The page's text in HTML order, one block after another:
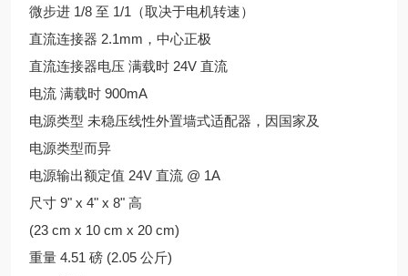
微步进 1/8 至 1/1（取决于电机转速）
直流连接器 2.1mm，中心正极
直流连接器电压 满载时 24V 直流
电流 满载时 900mA
电源类型 未稳压线性外置墙式适配器，因国家及
电源类型而异
电源输出额定值 24V 直流 @ 1A
尺寸 9" x 4" x 8" 高
(23 cm x 10 cm x 20 cm)
重量 4.51 磅 (2.05 公斤)